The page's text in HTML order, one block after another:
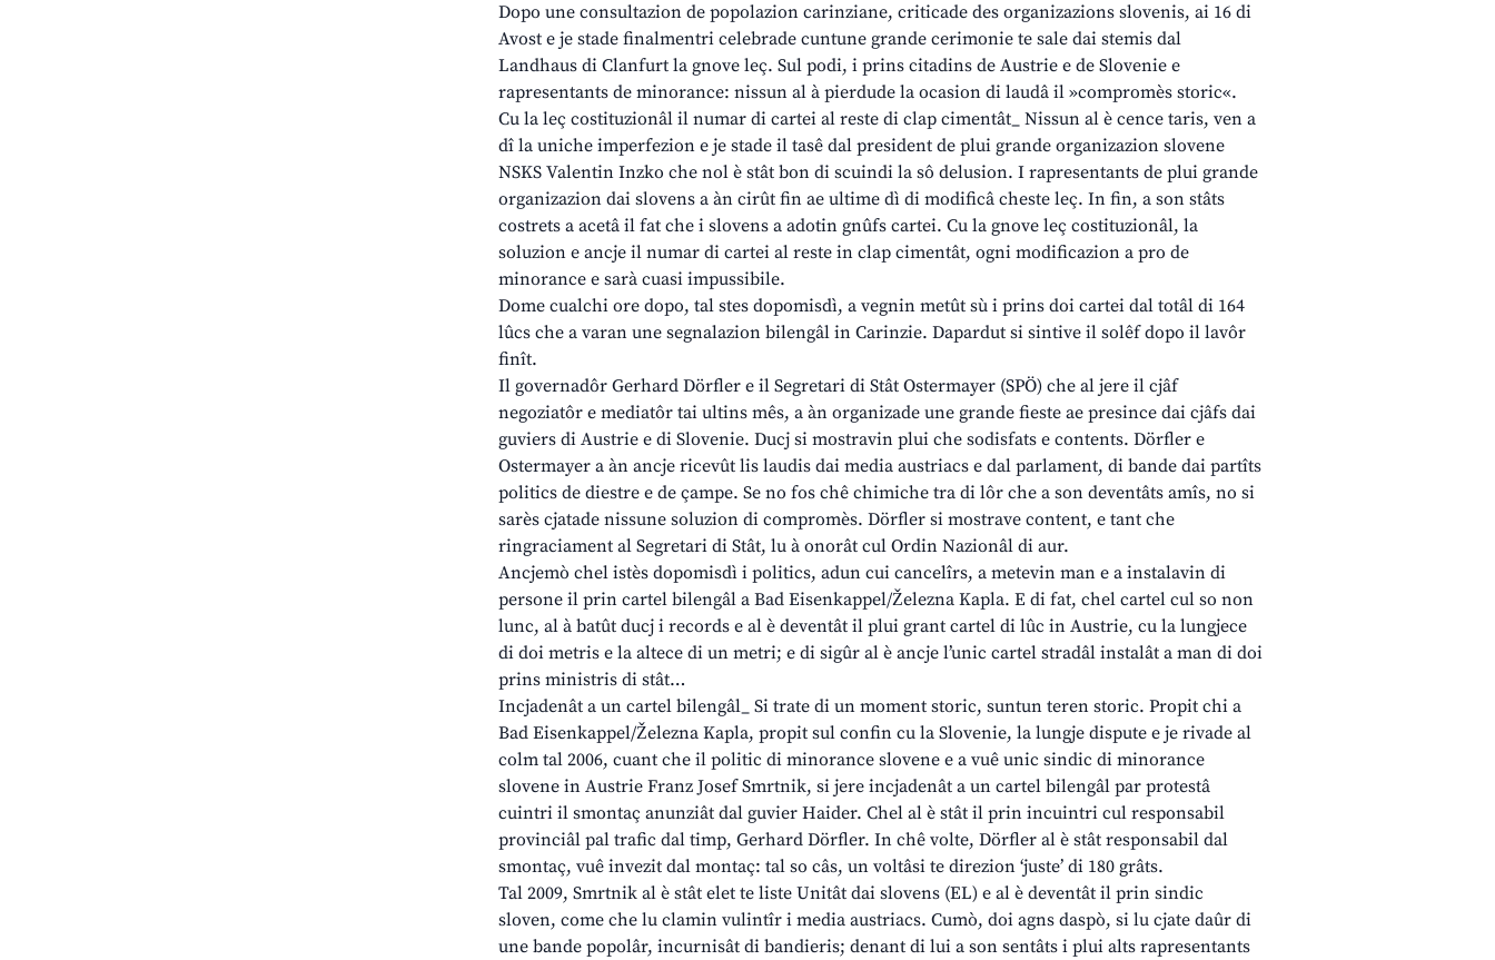
Dopo une consultazion de popolazion carinziane, criticade des organizazions slovenis, ai 16 di
Avost e je stade finalmentri celebrade cuntune grande cerimonie te sale dai stemis dal
Landhaus di Clanfurt la gnove leç. Sul podi, i prins citadins de Austrie e de Slovenie e
rapresentants de minorance: nissun al à pierdude la ocasion di laudâ il »compromès storic«.
Cu la leç costituzionâl il numar di cartei al reste di clap cimentât_ Nissun al è cence taris, ven a
dî la uniche imperfezion e je stade il tasê dal president de plui grande organizazion slovene
NSKS Valentin Inzko che nol è stât bon di scuindi la sô delusion. I rapresentants de plui grande
organizazion dai slovens a àn cirût fin ae ultime dì di modificâ cheste leç. In fin, a son stâts
costrets a acetâ il fat che i slovens a adotin gnûfs cartei. Cu la gnove leç costituzionâl, la
soluzion e ancje il numar di cartei al reste in clap cimentât, ogni modificazion a pro de
minorance e sarà cuasi impussibile.
Dome cualchi ore dopo, tal stes dopomisdì, a vegnin metût sù i prins doi cartei dal totâl di 164
lûcs che a varan une segnalazion bilengâl in Carinzie. Dapardut si sintive il solêf dopo il lavôr
finît.
Il governadôr Gerhard Dörfler e il Segretari di Stât Ostermayer (SPÖ) che al jere il cjâf
negoziatôr e mediatôr tai ultins mês, a àn organizade une grande fieste ae presince dai cjâfs dai
guviers di Austrie e di Slovenie. Ducj si mostravin plui che sodisfats e contents. Dörfler e
Ostermayer a àn ancje ricevût lis laudis dai media austriacs e dal parlament, di bande dai partîts
politics de diestre e de çampe. Se no fos chê chimiche tra di lôr che a son deventâts amîs, no si
sarès cjatade nissune soluzion di compromès. Dörfler si mostrave content, e tant che
ringraciament al Segretari di Stât, lu à onorât cul Ordin Nazionâl di aur.
Ancjemò chel istès dopomisdì i politics, adun cui cancelîrs, a metevin man e a instalavin di
persone il prin cartel bilengâl a Bad Eisenkappel/Železna Kapla. E di fat, chel cartel cul so non
lunc, al à batût ducj i records e al è deventât il plui grant cartel di lûc in Austrie, cu la lungjece
di doi metris e la altece di un metri; e di sigûr al è ancje l’unic cartel stradâl instalât a man di doi
prins ministris di stât…
Incjadenât a un cartel bilengâl_ Si trate di un moment storic, suntun teren storic. Propit chi a
Bad Eisenkappel/Železna Kapla, propit sul confin cu la Slovenie, la lungje dispute e je rivade al
colm tal 2006, cuant che il politic di minorance slovene e a vuê unic sindic di minorance
slovene in Austrie Franz Josef Smrtnik, si jere incjadenât a un cartel bilengâl par protestâ
cuintri il smontaç anunziât dal guvier Haider. Chel al è stât il prin incuintri cul responsabil
provinciâl pal trafic dal timp, Gerhard Dörfler. In chê volte, Dörfler al è stât responsabil dal
smontaç, vuê invezit dal montaç: tal so câs, un voltâsi te direzion ‘juste’ di 180 grâts.
Tal 2009, Smrtnik al è stât elet te liste Unitât dai slovens (EL) e al è deventât il prin sindic
sloven, come che lu clamin vulintîr i media austriacs. Cumò, doi agns daspò, si lu cjate daûr di
une bande popolâr, incurnisât di bandieris; denant di lui a son sentâts i plui alts rapresentants